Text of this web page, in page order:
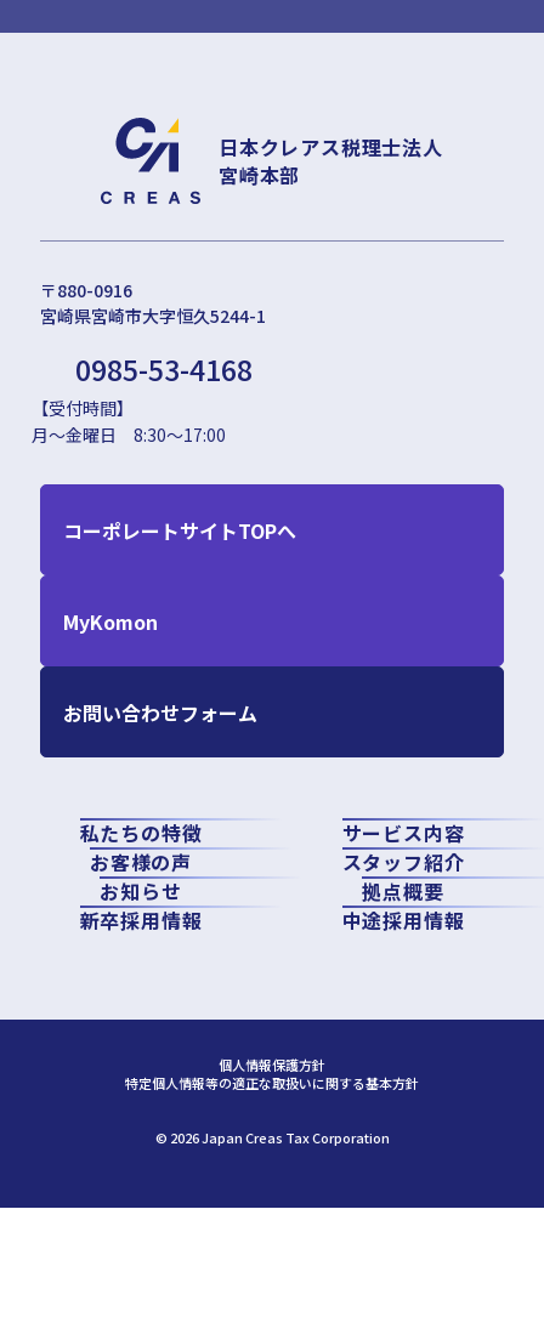
日本クレアス税理士法人
宮崎本部
〒880-0916
宮崎県宮崎市大字恒久5244-1
0985-53-4168
【受付時間】
月～金曜日 8:30～17:00
私たちの特徴
サービス内容
お客様の声
スタッフ紹介
お知らせ
拠点概要
新卒採用情報
中途採用情報
コーポレートサイトTOPへ
MyKomon
お問い合わせフォーム
個人情報保護方針
特定個人情報等の適正な取扱いに関する基本方針
©︎ 2026 Japan Creas Tax Corporation